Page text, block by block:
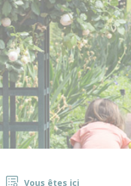
Vous êtes ici